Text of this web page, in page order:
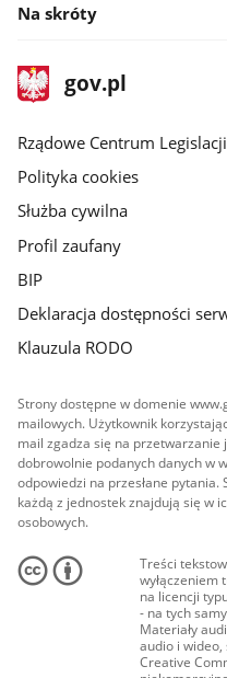
Na skróty
stopka
gov.plStrona
gov.pl
Rządowe Centrum Legislacji
Polityka cookies
Służba cywilna
Profil zaufany
BIP
Deklaracja dostępności
Klauzula RODO
Strony dostępne w domenie
mailowych. Użytkownik
mail zgadza się na
dobrowolnie podanych danych w
odpowiedzi na przesłane pytania.
każdą z jednostek znajdują się w
osobowych.
Treści
wyłączeniem
na licencji
- na tych
Materiały
audio i
Creative